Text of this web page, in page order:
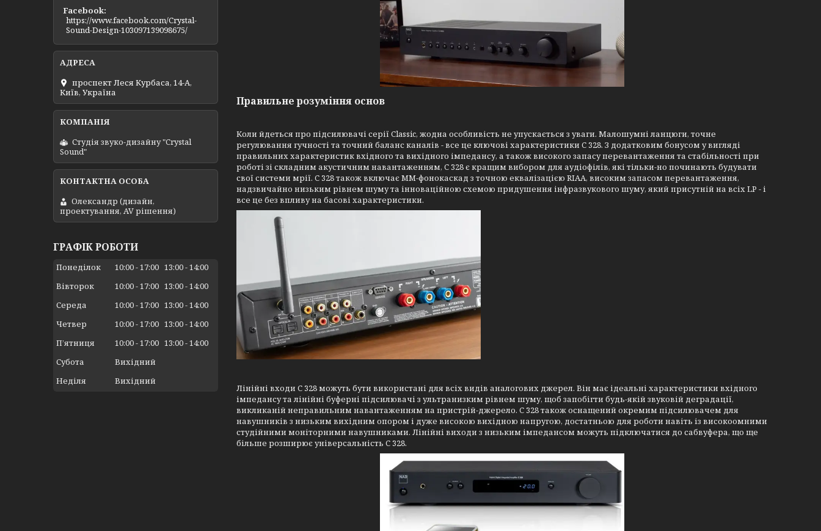
Правильне розуміння основ
Коли йдеться про підсилювачі серії Classic, жодна особливість не упускається з уваги. Малошумні ланцюги, точне
регулювання гучності та точний баланс каналів - все це ключові характеристики C 328. З додатковим бонусом у вигляді
правильних характеристик вхідного та вихідного імпедансу, а також високого запасу перевантаження та стабільності при
роботі зі складним акустичним навантаженням, C 328 є кращим вибором для аудіофілів, які тільки-но починають будувати
свої системи мрії. C 328 також включає MM-фонокаскад з точною еквалізацією RIAA, високим запасом перевантаження,
надзвичайно низьким рівнем шуму та інноваційною схемою придушення інфразвукового шуму, який присутній на всіх LP - і
все це без впливу на басові характеристики.
Лінійні входи C 328 можуть бути використані для всіх видів аналогових джерел. Він має ідеальні характеристики вхідного
імпедансу та лінійні буферні підсилювачі з ультранизким рівнем шуму, щоб запобігти будь-якій звуковій деградації,
викликаній неправильним навантаженням на пристрій-джерело. C 328 також оснащений окремим підсилювачем для
навушників з низьким вихідним опором і дуже високою вихідною напругою, достатньою для роботи навіть із високоомними
студійними моніторними навушниками. Лінійні виходи з низьким імпедансом можуть підключатися до сабвуфера, що ще
більше розширює універсальність C 328.
Facebook
https://www.facebook.com/Crystal-
Sound-Design-103097139098675/
проспект Леся Курбаса, 14-А,
Київ, Україна
Студія звуко-дизайну "Crystal
Sound"
Олександр (дизайн,
проектування, AV рішення)
ГРАФІК РОБОТИ
Понеділок 10:00 17:00 13:00 14:00
Вівторок
10:00 17:00 13:00 14:00
Середа
10:00 17:00 13:00 14:00
Четвер
10:00 17:00 13:00 14:00
Пʼятниця
10:00 17:00 13:00 14:00
Субота
Вихідний
Неділя
Вихідний